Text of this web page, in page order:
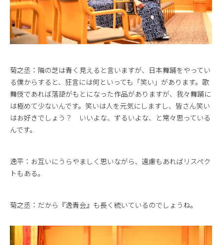
菊之丞：隣の芝は青く見えると言いますが、日本舞踊をやってい
る僕からすると、狂言には何といっても「笑い」があります。歌
舞伎であれば落語がもとになった作品がありますが、我々舞踊に
は極めて少ないんです。笑いは人を元気にしますし、皆さん笑い
はお好きでしょう？ いいよな、ずるいよな、と常々思っている
んです。
逸平：お互いにうらやましく思いながら、遠慮もあればリスペク
トもある。
菊之丞：だから『逸青会』も長く続いているのでしょうね。